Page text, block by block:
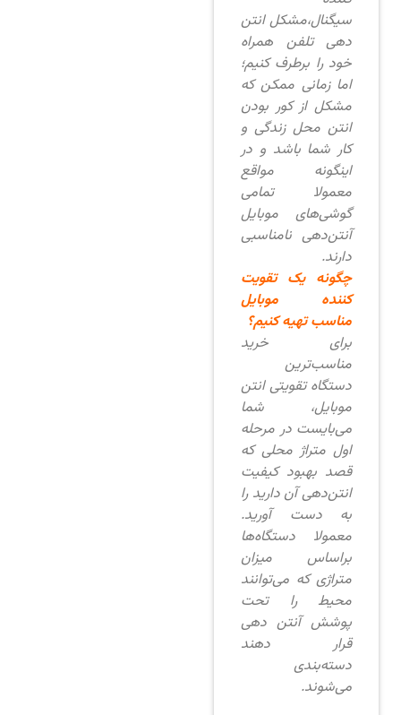
سیگنال،مشکل انتن
دهی تلفن همراه
خود را برطرف کنیم؛
اما زمانی ممکن که
مشکل از کور بودن
انتن محل زندگی و
کار شما باشد و در
اینگونه مواقع
معمولا تمامی
گوشی‌های موبایل
آنتن‌دهی نامناسبی
دارند.
چگونه یک تقویت
کننده موبایل
مناسب تهیه کنیم؟
برای خرید
مناسب‌ترین
دستگاه تقویتی انتن
موبایل، شما
می‌بایست در مرحله
اول متراژ محلی که
قصد بهبود کیفیت
انتن‌دهی آن دارید را
به دست آورید.
معمولا دستگاه‌ها
براساس میزان
متراژی که می‌توانند
محیط را تحت
پوشش آنتن دهی
قرار دهند
دسته‌بندی
می‌شوند.